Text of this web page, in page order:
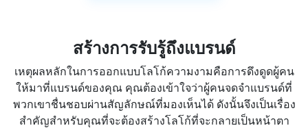
สร้างการรับรู้ถึงแบรนด์
เหตุผลหลักในการออกแบบโลโก้ความงามคือการดึงดูดผู้คน
ให้มาที่แบรนด์ของคุณ คุณต้องเข้าใจว่าผู้คนจดจำแบรนด์ที่
พวกเขาชื่นชอบผ่านสัญลักษณ์ที่มองเห็นได้ ดังนั้นจึงเป็นเรื่อง
สำคัญสำหรับคุณที่จะต้องสร้างโลโก้ที่จะกลายเป็นหน้าตา